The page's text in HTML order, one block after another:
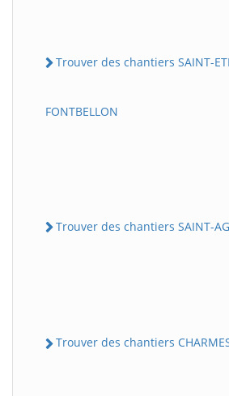
Trouver des chantiers SAINT-
FONTBELLON
Trouver des chantiers SAINT-
Trouver des chantiers